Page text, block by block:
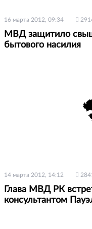
16 марта 2012, 09:34
МВД защитило
бытового насилия
14 марта 2012, 14:12
Глава МВД РК
консультантом